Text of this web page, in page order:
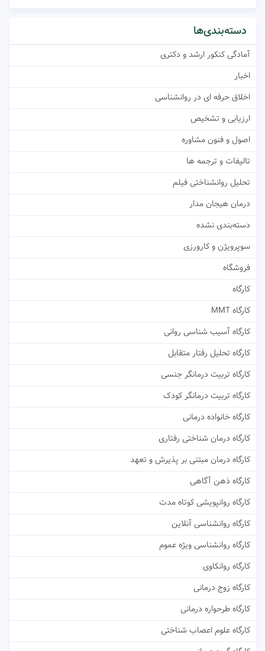
دسته‌بندی‌ها
آمادگی کنکور ارشد و دکتری
اخبار
اخلاق حرفه ای در روانشناسی
ارزیابی و تشخیص
اصول و فنون مشاوره
تالیفات و ترجمه ها
تحلیل روانشناختی فیلم
درمان هیجان مدار
دسته‌بندی نشده
سوپرویژن و کارورزی
فروشگاه
کارگاه
کارگاه MMT
کارگاه آسیب شناسی روانی
کارگاه تحلیل رفتار متقابل
کارگاه تربیت درمانگر جنسی
کارگاه تربیت درمانگر کودک
کارگاه خانواده درمانی
کارگاه درمان شناختی رفتاری
کارگاه درمان مبتنی بر پذیرش و تعهد
کارگاه ذهن آگاهی
کارگاه روانپویشی کوتاه مدت
کارگاه روانشناسی آنلاین
کارگاه روانشناسی ویژه عموم
کارگاه روانکاوی
کارگاه زوج درمانی
کارگاه طرحواره درمانی
کارگاه علوم اعصاب شناختی